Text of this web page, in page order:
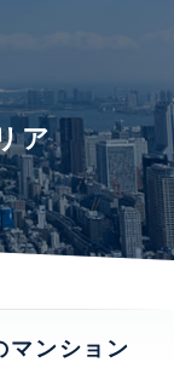
ア
マンション